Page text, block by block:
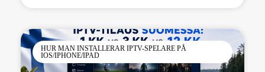
HUR MAN INSTALLERAR IPTV-SPELARE PÅ
IOS/IPHONE/IPAD